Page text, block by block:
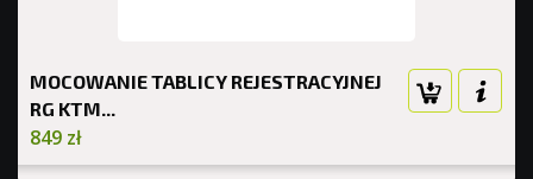
MOCOWANIE TABLICY REJESTRACYJNEJ
RG KTM...
849 zł